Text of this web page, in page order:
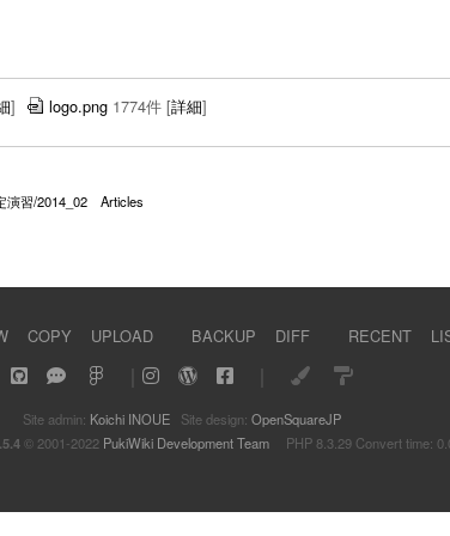
] logo.png 1774件 [詳細]
演習/2014_02 Articles
COPY UPLOAD BACKUP DIFF RECENT
Site admin: Koichi INOUE Site design: OpenSquareJP
© 2001-2022 PukiWiki Development TeamPHP 8.3.29 Convert time: